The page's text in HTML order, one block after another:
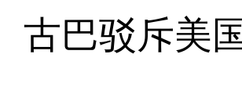
古巴驳斥美